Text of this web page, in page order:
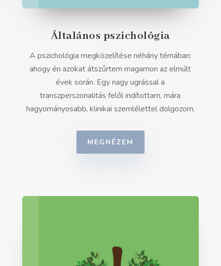
Általános pszichológia
A pszichológia megközelítése néhány témában:
ahogy én azokat átszűrtem magamon az elmúlt
évek során. Egy nagy ugrással a
transzperszonalitás felől indítottam, mára
hagyományosabb, klinikai szemlélettel dolgozom.
MEGNÉZEM